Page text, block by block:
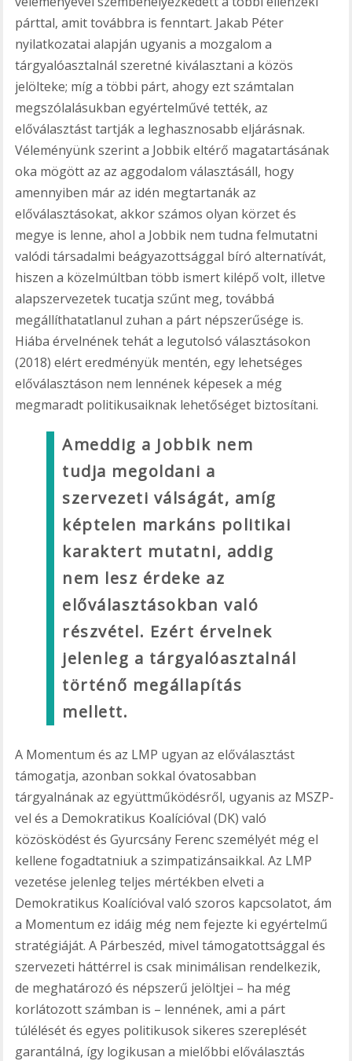
párttal, amit továbbra is fenntart. Jakab Péter
nyilatkozatai alapján ugyanis a mozgalom a
tárgyalóasztalnál szeretné kiválasztani a közös
jelölteke; míg a többi párt, ahogy ezt számtalan
megszólalásukban egyértelművé tették, az
előválasztást tartják a leghasznosabb eljárásnak.
Véleményünk szerint a Jobbik eltérő magatartásának
oka mögött az az aggodalom választásáll, hogy
amennyiben már az idén megtartanák az
előválasztásokat, akkor számos olyan körzet és
megye is lenne, ahol a Jobbik nem tudna felmutatni
valódi társadalmi beágyazottsággal bíró alternatívát,
hiszen a közelmúltban több ismert kilépő volt, illetve
alapszervezetek tucatja szűnt meg, továbbá
megállíthatatlanul zuhan a párt népszerűsége is.
Hiába érvelnének tehát a legutolsó választásokon
(2018) elért eredményük mentén, egy lehetséges
előválasztáson nem lennének képesek a még
megmaradt politikusaiknak lehetőséget biztosítani.
Ameddig a Jobbik nem
tudja megoldani a
szervezeti válságát, amíg
képtelen markáns politikai
karaktert mutatni, addig
nem lesz érdeke az
előválasztásokban való
részvétel. Ezért érvelnek
jelenleg a tárgyalóasztalnál
történő megállapítás
mellett.
A Momentum és az LMP ugyan az előválasztást
támogatja, azonban sokkal óvatosabban
tárgyalnának az együttműködésről, ugyanis az MSZP-
vel és a Demokratikus Koalícióval (DK) való
közösködést és Gyurcsány Ferenc személyét még el
kellene fogadtatniuk a szimpatizánsaikkal. Az LMP
vezetése jelenleg teljes mértékben elveti a
Demokratikus Koalícióval való szoros kapcsolatot, ám
a Momentum ez idáig még nem fejezte ki egyértelmű
stratégiáját. A Párbeszéd, mivel támogatottsággal és
szervezeti háttérrel is csak minimálisan rendelkezik,
de meghatározó és népszerű jelöltjei – ha még
korlátozott számban is – lennének, ami a párt
túlélését és egyes politikusok sikeres szereplését
garantálná, így logikusan a mielőbbi előválasztás